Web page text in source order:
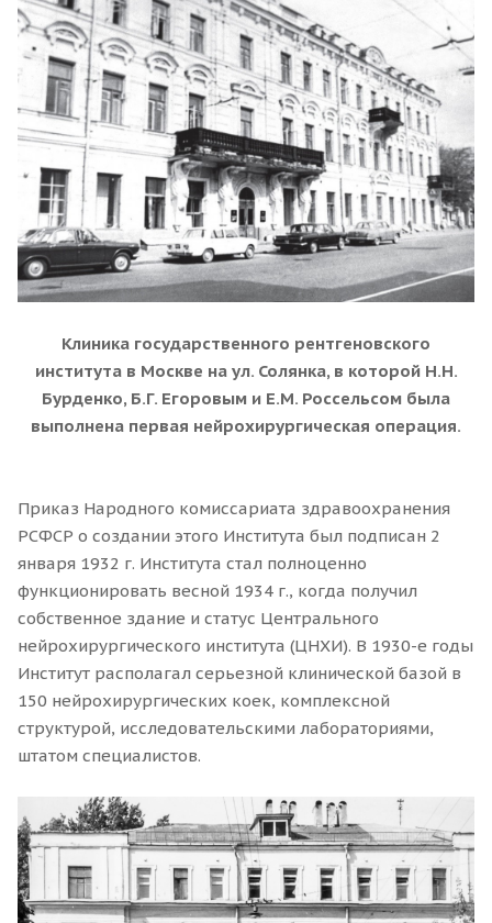
Клиника государственного рентгеновского
института в Москве на ул. Солянка, в которой Н.Н.
Бурденко, Б.Г. Егоровым и Е.М. Россельсом была
выполнена первая нейрохирургическая операция.
Приказ Народного комиссариата здравоохранения
РСФСР о создании этого Института был подписан 2
января 1932 г. Института стал полноценно
функционировать весной 1934 г., когда получил
собственное здание и статус Центрального
нейрохирургического института (ЦНХИ). В 1930-е годы
Институт располагал серьезной клинической базой в
150 нейрохирургических коек, комплексной
структурой, исследовательскими лабораториями,
штатом специалистов.